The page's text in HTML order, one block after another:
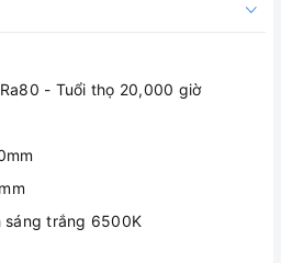
- Tuổi thọ 20,000 giờ
sáng trắng 6500K